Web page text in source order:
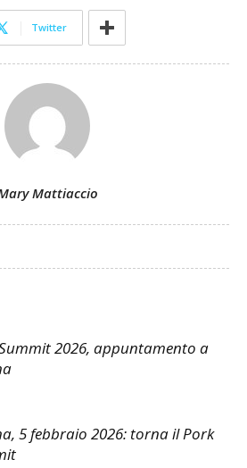
Twitter
Mattiaccio
2026, appuntamento a
5 febbraio 2026: torna il Pork